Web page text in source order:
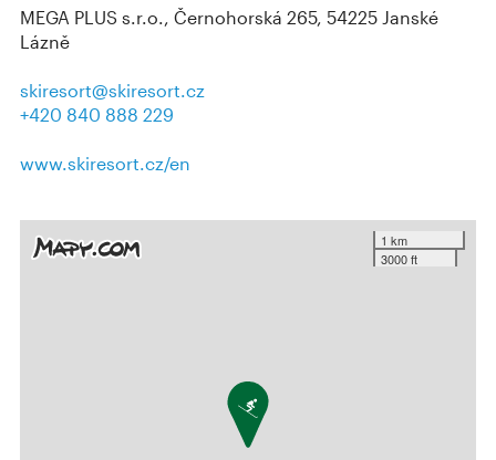
MEGA PLUS s.r.o., Černohorská 265, 54225 Janské
Lázně
skiresort@skiresort.cz
+420 840 888 229
www.skiresort.cz/en
1 km
3000 ft